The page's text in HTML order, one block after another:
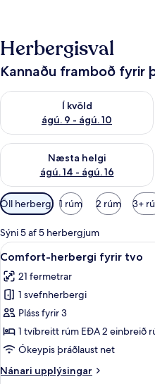
Herbergisval
Kannaðu framboð fyrir
Í kvöld
ágú. 9 - ágú. 10
Athuga framboð í kvöld ágú. 9
Næsta helgi
ágú. 14 - ágú. 16
Athuga framboð næstu helgi
Síur
í
boði
fyrir
herbergi
Öll herbergi 1 rúm 2 rúm 3+
Sýni 5 af 5 herbergjum
Skoða
allar
myndir
fyrir
Comfort-
herbergi
fyrir
16
Comfort-herbergi fyrir tvo
21 fermetrar
1 svefnherbergi
Pláss fyrir 3
1 tvíbreitt rúm EÐA 2 einbreið
Ókeypis þráðlaust net
Nánari upplýsingar
Nánari